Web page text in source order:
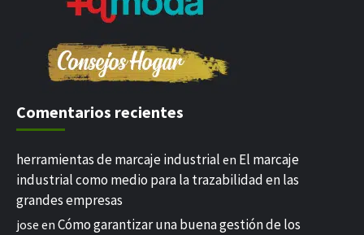
Comentarios recientes
herramientas de marcaje industrial en El marcaje
industrial como medio para la trazabilidad en las
grandes empresas
jose en Cómo garantizar una buena gestión de los